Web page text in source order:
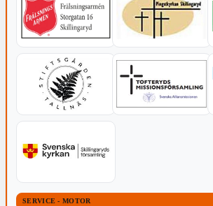
SERVICE - MOTOR